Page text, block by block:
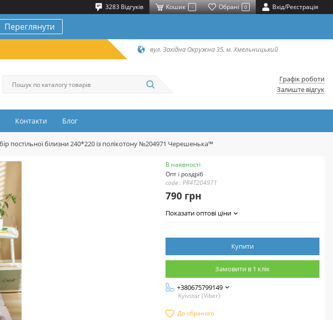
3283 Відгуків Кошик - Обрані 0 Вхід/Реєстрація
Переглянути
вул. Західна Окружна 35, м. Хмельницький
Графік роботи
Залиште відгук
Контакти Блог
постільної білизни 240*220 із полікотону №204971 Черешенька™
В наявності
Опт і роздріб
code : PR4T204971
790 грн
Показати оптові ціни
Купити
Замовити в 1 клік
+380675799149
Kyivstar (Viber)
До обраного